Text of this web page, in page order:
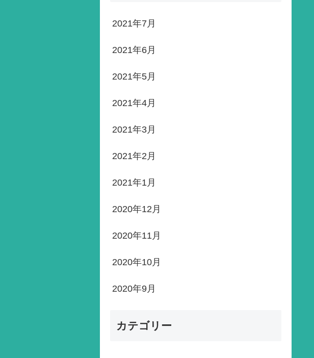
2021年7月
2021年6月
2021年5月
2021年4月
2021年3月
2021年2月
2021年1月
2020年12月
2020年11月
2020年10月
2020年9月
カテゴリー